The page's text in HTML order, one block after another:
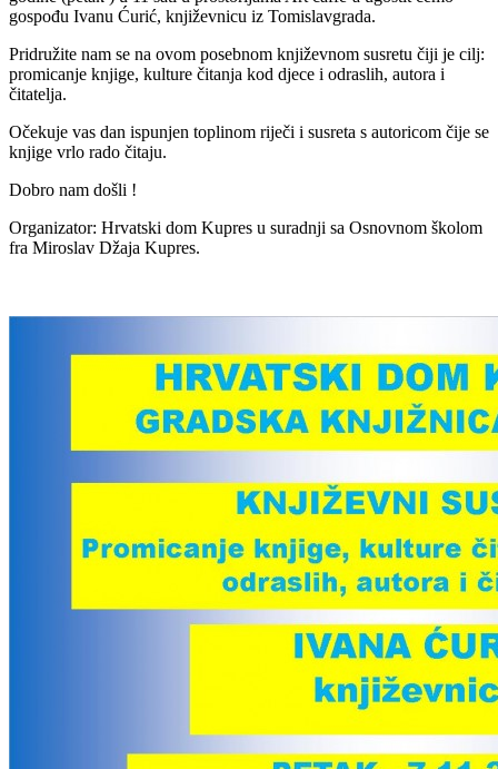
gospođu Ivanu Ćurić, književnicu iz Tomislavgrada.
Pridružite nam se na ovom posebnom književnom susretu čiji je cilj:
promicanje knjige, kulture čitanja kod djece i odraslih, autora i
čitatelja.
Očekuje vas dan ispunjen toplinom riječi i susreta s autoricom čije se
knjige vrlo rado čitaju.
Dobro nam došli !
Organizator: Hrvatski dom Kupres u suradnji sa Osnovnom školom
fra Miroslav Džaja Kupres.